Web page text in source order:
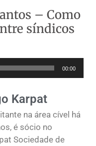
– Como
síndicos
00:00
Karpat
na área cível há
é sócio no
Sociedade de